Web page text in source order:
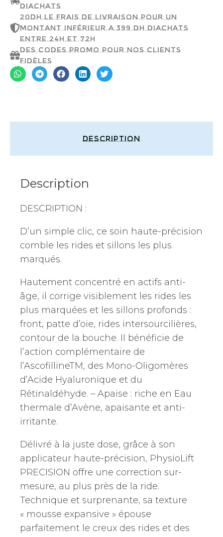
d'achats
20dh le frais de livraison pour un
montant inférieur a 399 dh d'achats
entre 24h et 72h
Des codes promo pour nos clients
fidèles
Description
Description
DESCRIPTION :
D’un simple clic, ce soin haute-précision
comble les rides et sillons les plus
marqués.
Hautement concentré en actifs anti-
âge, il corrige visiblement les rides les
plus marquées et les sillons profonds :
front, patte d’oie, rides intersourcilières,
contour de la bouche. Il bénéficie de
l’action complémentaire de
l’AscofillineTM, des Mono-Oligomères
d’Acide Hyaluronique et du
Rétinaldéhyde. – Apaise : riche en Eau
thermale d’Avène, apaisante et anti-
irritante.
Délivré à la juste dose, grâce à son
applicateur haute-précision, PhysioLift
PRECISION offre une correction sur-
mesure, au plus près de la ride.
Technique et surprenante, sa texture
« mousse expansive » épouse
parfaitement le creux des rides et des